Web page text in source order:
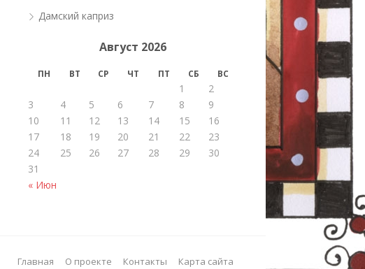
Дамский каприз
Август 2026
ПН ВТ СР ЧТ ПТ СБ ВС
« Июн
1
2
3
4 5 6 7 8
9
10
11 12 13 14 15
16
17
18 19 20 21 22
23
24
25 26 27 28 29
30
31
Главная О проекте Контакты Карта сайта